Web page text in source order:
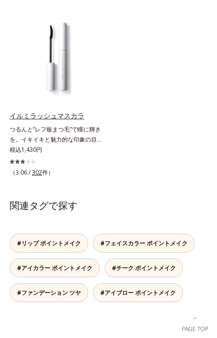
ール、ハイライトには骨格や顔立ち
に合わせて立体感を強調するグリー
ンパール。補色にあたる2色のパー
ルがお互いの鮮やかさを強調。絶妙
なコントラストでいきいきとした血
色感を再現しながら、みずみずしい
ンデーションにもすっと溶け込む、
配合。パウダー、リキッド、どのタ
群で、ヨレたりせず、きれいに仕上
がります。*1 メイク効果による*2
ジメチコン
イルミラッシュマスカラ
つるんと“レフ板まつ毛”で瞳に輝き
を。イキイキと魅力的な印象の目元
へ。“レフ板まつ毛”で瞳に光を映り
込ませ、印象的な目元に魅せるマス
カラです。特殊な板状の粉体がまつ
フ板のように瞳に輝きを映し込みま
す。さらに、ロングとボリューム、
しました。ひと塗りでまつ毛を根元
から持ち上げて、美しくセパレート
させ、瞳への輝きをサポートしま
す。しなやかにカールをキープし、
汗や皮脂に強いウォータープルーフ
タイプながら、お湯だけで簡単にオ
フできます。
税込1,430円
（3.06 /302件）
関連タグで探す
#リップ ポイントメイク #フェイスカラー ポイントメイク
#アイカラー ポイントメイク #チーク ポイントメイク
#ファンデーション ツヤ #アイブロー ポイントメイク